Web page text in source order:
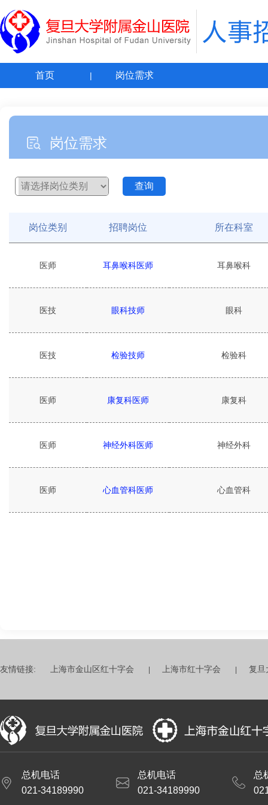
首页 岗位需求
岗位需求
岗位类别 招聘岗位 所在科室
医师 耳鼻喉科医师 耳鼻喉科
医技 眼科技师 眼科
医技 检验技师 检验科
医师 康复科医师 康复科
医师 神经外科医师 神经外科
医师 心血管科医师 心血管科
友情链接: 上海市金山区红十字会 上海市红十字会 复旦
总机电话
021-34189990
总机电话
021-34189990
总